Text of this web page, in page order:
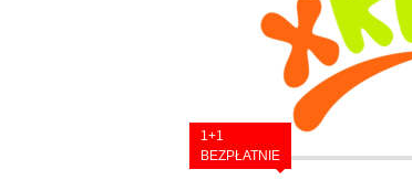
1+1
BEZPŁATNIE